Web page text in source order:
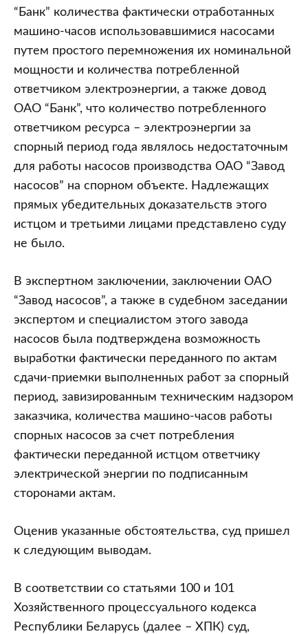
“Банк” количества фактически отработанных
машино-часов использовавшимися насосами
путем простого перемножения их номинальной
мощности и количества потребленной
ответчиком электроэнергии, а также довод
ОАО “Банк”, что количество потребленного
ответчиком ресурса – электроэнергии за
спорный период года являлось недостаточным
для работы насосов производства ОАО “Завод
насосов” на спорном объекте. Надлежащих
прямых убедительных доказательств этого
истцом и третьими лицами представлено суду
не было.
В экспертном заключении, заключении ОАО
“Завод насосов”, а также в судебном заседании
экспертом и специалистом этого завода
насосов была подтверждена возможность
выработки фактически переданного по актам
сдачи-приемки выполненных работ за спорный
период, завизированным техническим надзором
заказчика, количества машино-часов работы
спорных насосов за счет потребления
фактически переданной истцом ответчику
электрической энергии по подписанным
сторонами актам.
Оценив указанные обстоятельства, суд пришел
к следующим выводам.
В соответствии со статьями 100 и 101
Хозяйственного процессуального кодекса
Республики Беларусь (далее – ХПК) суд,